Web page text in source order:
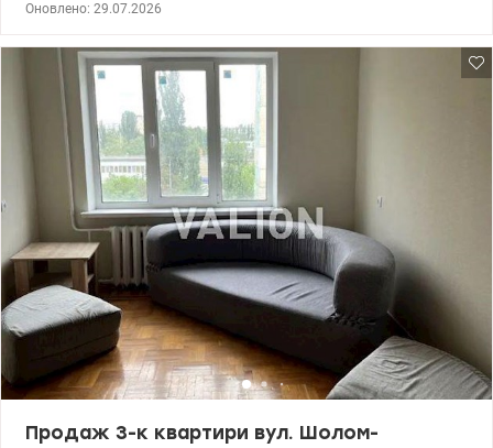
транспортом. 044 200 10 80 valion.ua/1151967
Оновлено: 29.07.2026
Продаж 3-к квартири вул. Шолом-